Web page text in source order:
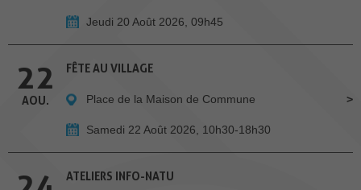
Jeudi 20 Août 2026, 09h45
22
AOU.
FÊTE AU VILLAGE
Place de la Maison de Commune
Samedi 22 Août 2026, 10h30-18h30
ATELIERS INFO-NATU